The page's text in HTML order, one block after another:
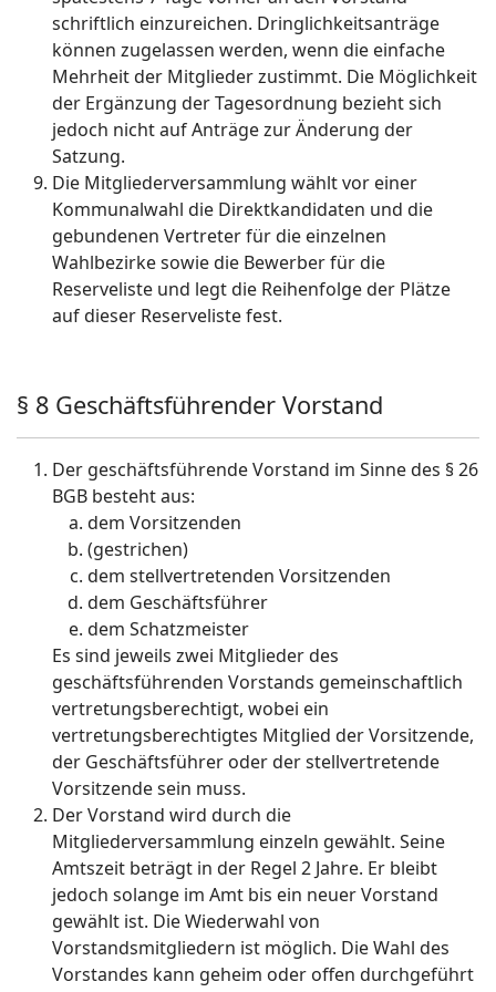
schriftlich einzureichen. Dringlichkeitsanträge
können zugelassen werden, wenn die einfache
Mehrheit der Mitglieder zustimmt. Die Möglichkeit
der Ergänzung der Tagesordnung bezieht sich
jedoch nicht auf Anträge zur Änderung der
Satzung.
Die Mitgliederversammlung wählt vor einer
Kommunalwahl die Direktkandidaten und die
gebundenen Vertreter für die einzelnen
Wahlbezirke sowie die Bewerber für die
Reserveliste und legt die Reihenfolge der Plätze
auf dieser Reserveliste fest.
§ 8 Geschäftsführender Vorstand
Der geschäftsführende Vorstand im Sinne des § 26
BGB besteht aus:
dem Vorsitzenden
(gestrichen)
dem stellvertretenden Vorsitzenden
dem Geschäftsführer
dem Schatzmeister
Es sind jeweils zwei Mitglieder des
geschäftsführenden Vorstands gemeinschaftlich
vertretungsberechtigt, wobei ein
vertretungsberechtigtes Mitglied der Vorsitzende,
der Geschäftsführer oder der stellvertretende
Vorsitzende sein muss.
Der Vorstand wird durch die
Mitgliederversammlung einzeln gewählt. Seine
Amtszeit beträgt in der Regel 2 Jahre. Er bleibt
jedoch solange im Amt bis ein neuer Vorstand
gewählt ist. Die Wiederwahl von
Vorstandsmitgliedern ist möglich. Die Wahl des
Vorstandes kann geheim oder offen durchgeführt